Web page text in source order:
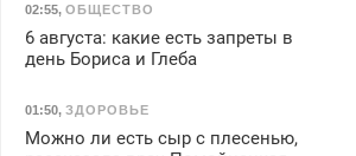
02:55, ОБЩЕСТВО
6 августа: какие есть запреты в
день Бориса и Глеба
01:50, ЗДОРОВЬЕ
Можно ли есть сыр с плесенью,